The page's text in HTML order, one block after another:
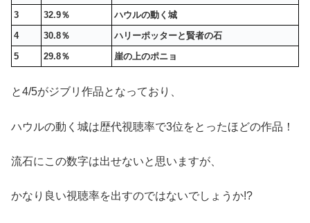
3
32.9％
ハウルの動く城
4
30.8％
ハリーポッターと賢者の石
5
29.8％ 崖の上のポニョ
と4/5がジブリ作品となっており、
ハウルの動く城は歴代視聴率で3位をとったほどの作品！
流石にこの数字は出せないと思いますが、
かなり良い視聴率を出すのではないでしょうか!?